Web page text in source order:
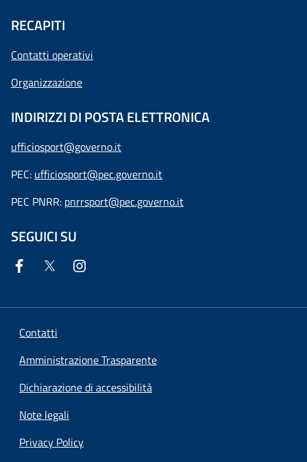
RECAPITI
Contatti operativi
Organizzazione
INDIRIZZI DI POSTA ELETTRONICA
ufficiosport@governo.it
PEC: ufficiosport@pec.governo.it
PEC PNRR: pnrrsport@pec.governo.it
SEGUICI SU
Contatti
Amministrazione Trasparente
Dichiarazione di accessibilità
Note legali
Privacy Policy